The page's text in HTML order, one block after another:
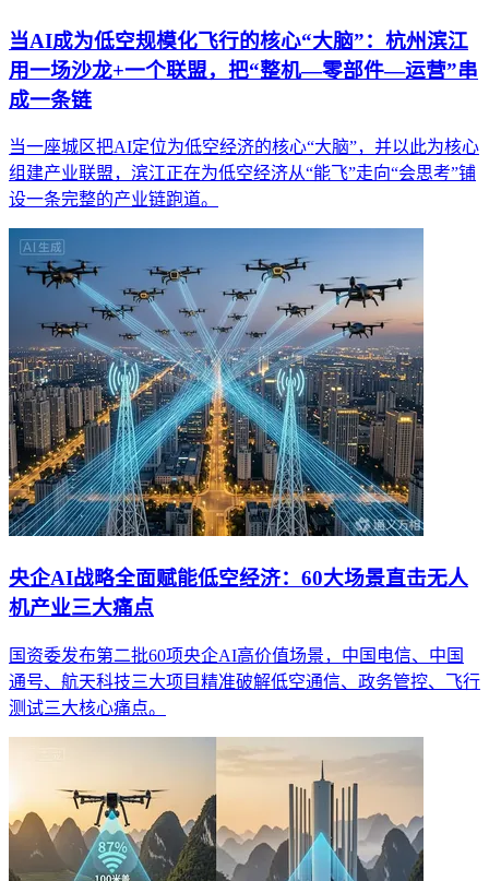
当AI成为低空规模化飞行的核心“大脑”：杭州滨江
用一场沙龙+一个联盟，把“整机—零部件—运营”串
成一条链
当一座城区把AI定位为低空经济的核心“大脑”，并以此为核心
组建产业联盟，滨江正在为低空经济从“能飞”走向“会思考”铺
设一条完整的产业链跑道。
央企AI战略全面赋能低空经济：60大场景直击无人
机产业三大痛点
国资委发布第二批60项央企AI高价值场景，中国电信、中国
通号、航天科技三大项目精准破解低空通信、政务管控、飞行
测试三大核心痛点。